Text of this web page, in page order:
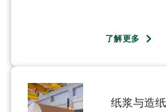
了解更多
纸浆与造纸​